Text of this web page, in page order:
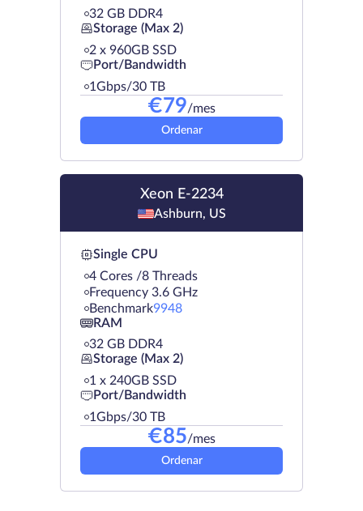
32 GB DDR4
Storage (Max 2)
2 х 960GB SSD
Port/Bandwidth
1Gbps/30 TB
€79/mes
Ordenar
Xeon E-2234
Ashburn, US
Single CPU
4 Cores /8 Threads
Frequency 3.6 GHz
Benchmark9948
RAM
32 GB DDR4
Storage (Max 2)
1 х 240GB SSD
Port/Bandwidth
1Gbps/30 TB
€85/mes
Ordenar